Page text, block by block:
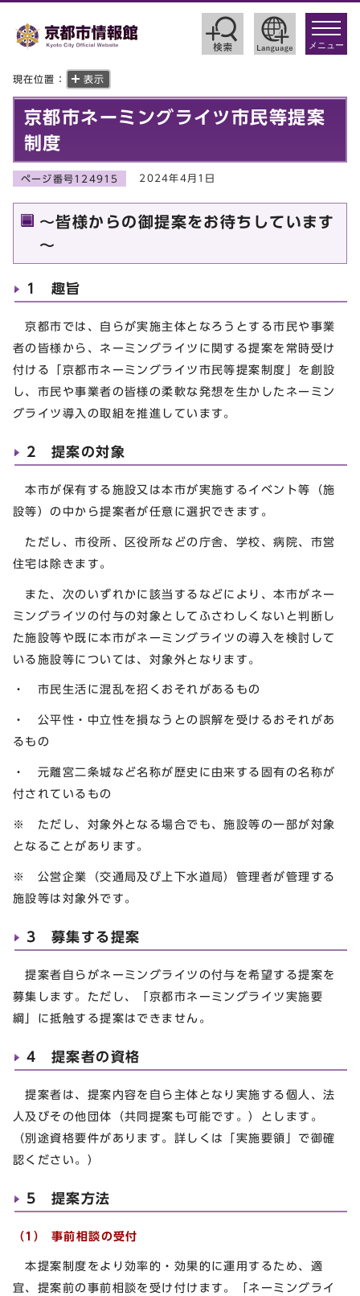
toggle
メニュー
現在位置： 表示
京都市ネーミングライツ市民等提案
制度
ページ番号124915 2024年4月1日
～皆様からの御提案をお待ちしています
～
1 趣旨
京都市では、自らが実施主体となろうとする市民や事業
者の皆様から、ネーミングライツに関する提案を常時受け
付ける「京都市ネーミングライツ市民等提案制度」を創設
し、市民や事業者の皆様の柔軟な発想を生かしたネーミン
グライツ導入の取組を推進しています。
2 提案の対象
本市が保有する施設又は本市が実施するイベント等（施
設等）の中から提案者が任意に選択できます。
ただし、市役所、区役所などの庁舎、学校、病院、市営
住宅は除きます。
また、次のいずれかに該当するなどにより、本市がネー
ミングライツの付与の対象としてふさわしくないと判断し
た施設等や既に本市がネーミングライツの導入を検討して
いる施設等については、対象外となります。
・ 市民生活に混乱を招くおそれがあるもの
・ 公平性・中立性を損なうとの誤解を受けるおそれがあ
るもの
・ 元離宮二条城など名称が歴史に由来する固有の名称が
付されているもの
※ ただし、対象外となる場合でも、施設等の一部が対象
となることがあります。
※ 公営企業（交通局及び上下水道局）管理者が管理する
施設等は対象外です。
3 募集する提案
提案者自らがネーミングライツの付与を希望する提案を
募集します。ただし、「京都市ネーミングライツ実施要
綱」に抵触する提案はできません。
4 提案者の資格
提案者は、提案内容を自ら主体となり実施する個人、法
人及びその他団体（共同提案も可能です。）とします。
（別途資格要件があります。詳しくは「実施要領」で御確
認ください。）
5 提案方法
（1） 事前相談の受付
本提案制度をより効率的・効果的に運用するため、適
宜、提案前の事前相談を受け付けます。「ネーミングライ